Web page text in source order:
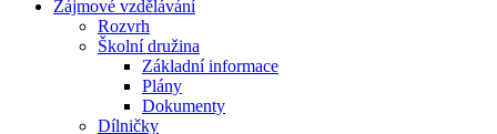
Zájmové vzdělávání
Rozvrh
Školní družina
Základní informace
Plány
Dokumenty
Dílničky